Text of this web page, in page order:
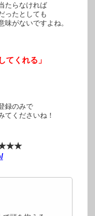
たらなければ
ったとしても
がないですよね。
てくれる」
録のみで
てくださいね！